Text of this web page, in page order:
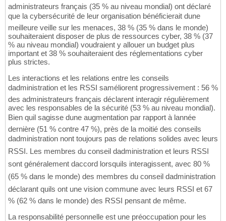
administrateurs français (35 % au niveau mondial) ont déclaré
que la cybersécurité de leur organisation bénéficierait dune
meilleure veille sur les menaces, 38 % (35 % dans le monde)
souhaiteraient disposer de plus de ressources cyber, 38 % (37
% au niveau mondial) voudraient y allouer un budget plus
important et 38 % souhaiteraient des réglementations cyber
plus strictes.
Les interactions et les relations entre les conseils
dadministration et les RSSI saméliorent progressivement : 56 %
des administrateurs français déclarent interagir régulièrement
avec les responsables de la sécurité (53 % au niveau mondial).
Bien quil sagisse dune augmentation par rapport à lannée
dernière (51 % contre 47 %), près de la moitié des conseils
dadministration nont toujours pas de relations solides avec leurs
RSSI. Les membres du conseil dadministration et leurs RSSI
sont généralement daccord lorsquils interagissent, avec 80 %
(65 % dans le monde) des membres du conseil dadministration
déclarant quils ont une vision commune avec leurs RSSI et 67
% (62 % dans le monde) des RSSI pensant de même.
La responsabilité personnelle est une préoccupation pour les